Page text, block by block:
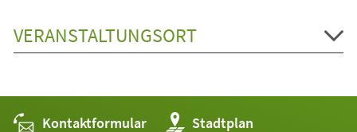
VERANSTALTUNGSORT
Kontaktformular Stadtplan
(Öffnet